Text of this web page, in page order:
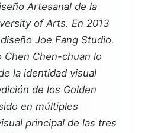
Artesanal de la
of Arts. En 2013
Joe Fang Studio.
Chen Chen-chuan lo
la identidad visual
de los Golden
en múltiples
principal de las tres